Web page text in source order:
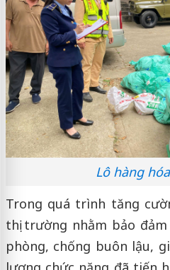
Lô hàng
Trong quá trình tăng
thị trường nhằm bảo
phòng, chống buôn lậu,